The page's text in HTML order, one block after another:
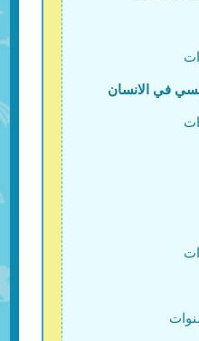
في الانسان